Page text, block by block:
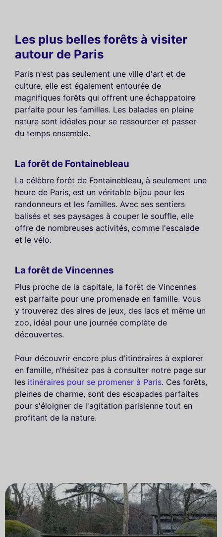
Les plus belles forêts à visiter
autour de Paris
Paris n'est pas seulement une ville d'art et de
culture, elle est également entourée de
magnifiques forêts qui offrent une échappatoire
parfaite pour les familles. Les balades en pleine
nature sont idéales pour se ressourcer et passer
du temps ensemble.
La forêt de Fontainebleau
La célèbre forêt de Fontainebleau, à seulement une
heure de Paris, est un véritable bijou pour les
randonneurs et les familles. Avec ses sentiers
balisés et ses paysages à couper le souffle, elle
offre de nombreuses activités, comme l'escalade
et le vélo.
La forêt de Vincennes
Plus proche de la capitale, la forêt de Vincennes
est parfaite pour une promenade en famille. Vous
y trouverez des aires de jeux, des lacs et même un
zoo, idéal pour une journée complète de
découvertes.
Pour découvrir encore plus d'itinéraires à explorer
en famille, n'hésitez pas à consulter notre page sur
les itinéraires pour se promener à Paris. Ces forêts,
pleines de charme, sont des escapades parfaites
pour s'éloigner de l'agitation parisienne tout en
profitant de la nature.